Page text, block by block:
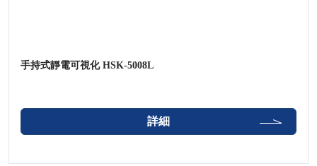
手持式靜電可視化 HSK-5008L
詳細